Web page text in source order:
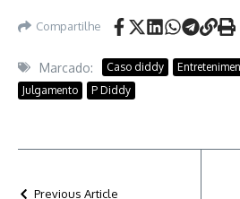
Compartilhe
Marcado: Caso diddy
Julgamento
P Diddy
Previous Article